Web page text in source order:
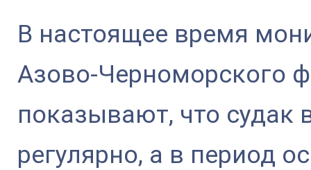
В настоящее время
Азово-Черноморского
показывают, что судак
регулярно, а в период